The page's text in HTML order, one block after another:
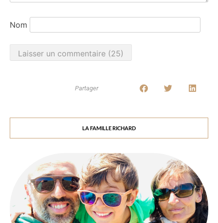
Nom
Partager
LA FAMILLE RICHARD